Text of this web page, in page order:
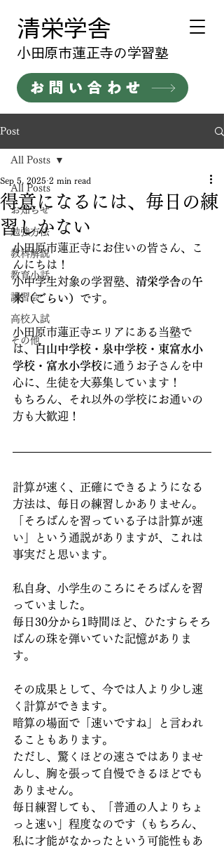
清栄学舎
​小田原市蓮正寺の学習塾
お問い合わせ
Post
All Posts
お知らせ
勉強方法
教科解説
教育小話
講習会
高校入試
その他
All Posts
得意になるには、毎日の練
習しかない
Sep 5, 2025 2 min read
小田原市蓮正寺にお住いの皆さん、こ
んにちは！
小中学生対象の学習塾、 清栄学舎の午
来（ごらい） です。
小田原市蓮正寺エリアにある当塾で
は、 白山中学校・泉中学校・東富水小
学校・富水小学校に通うお子さんを中
心に、生徒を大募集しています！
もちろん、それ以外の学校にお通いの
方も大歓迎！
計算が速く、正確にできるようになる
方法は、毎日の練習しかありません。
「そろばんを習っている子は計算が速
い」という通説がありますが、これは
事実だと思います。
私自身、小学生のころにそろばんを習
っていました。
毎日30分から1時間ほど、ひたすらそろ
ばんの珠を弾いていた記憶がありま
す。
その成果として、今では人より少し速
く計算ができます。
暗算の場面で「速いですね」と言われ
ることもあります。
ただし、驚くほどの速さではありませ
んし、胸を張って自慢できるほどでも
ありません。
毎日練習しても、「普通の人よりちょ
っと速い」程度なのです（もちろん、
私に才能がなかったという可能性もあ